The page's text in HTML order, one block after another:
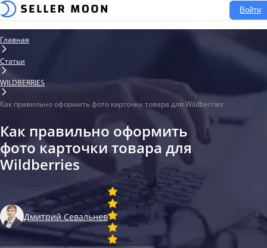
Войти
Главная
Статьи
WILDBERRIES
Как правильно оформить фото карточки товара для Wildberries
Как правильно оформить
фото карточки товара для
Wildberries
Дмитрий Севальнев